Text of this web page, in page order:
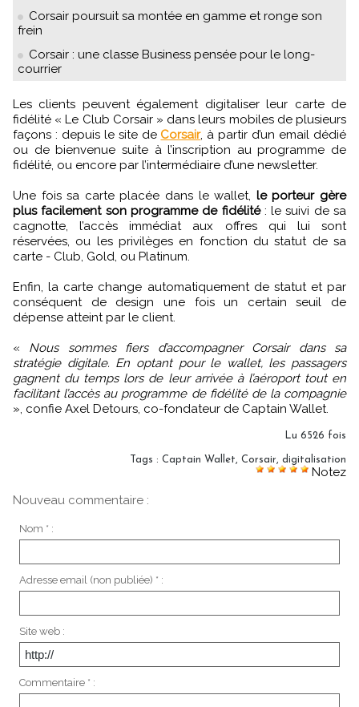
Corsair poursuit sa montée en gamme et ronge son
frein
Corsair : une classe Business pensée pour le long-
courrier
Les clients peuvent également digitaliser leur carte de
fidélité « Le Club Corsair » dans leurs mobiles de plusieurs
façons : depuis le site de Corsair, à partir d’un email dédié
ou de bienvenue suite à l’inscription au programme de
fidélité, ou encore par l’intermédiaire d’une newsletter.
Une fois sa carte placée dans le wallet, le porteur gère
plus facilement son programme de fidélité : le suivi de sa
cagnotte, l’accès immédiat aux offres qui lui sont
réservées, ou les privilèges en fonction du statut de sa
carte - Club, Gold, ou Platinum.
Enfin, la carte change automatiquement de statut et par
conséquent de design une fois un certain seuil de
dépense atteint par le client.
« Nous sommes fiers d’accompagner Corsair dans sa
stratégie digitale. En optant pour le wallet, les passagers
gagnent du temps lors de leur arrivée à l’aéroport tout en
facilitant l’accès au programme de fidélité de la compagnie
», confie Axel Detours, co-fondateur de Captain Wallet.
Lu 6526 fois
Tags : Captain Wallet, Corsair, digitalisation
Notez
Nouveau commentaire :
Nom * :
Adresse email (non publiée) * :
Site web :
Commentaire * :